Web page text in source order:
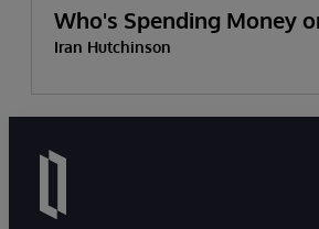
Who's Spending Money
Iran Hutchinson